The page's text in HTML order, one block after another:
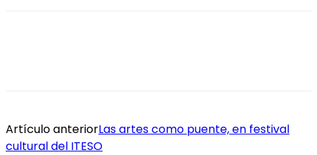
Artículo anteriorLas artes como puente, en festival
cultural del ITESO